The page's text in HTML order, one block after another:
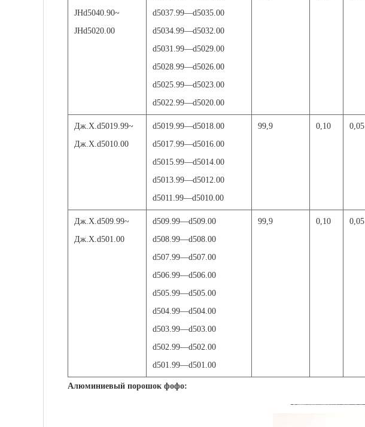
JHd5040.90~
JHd5020.00
d5037.99—d5035.00
d5034.99—d5032.00
d5031.99—d5029.00
d5028.99—d5026.00
d5025.99—d5023.00
d5022.99—d5020.00
Дж.Х. d5019.99~
Дж.Х. d5010.00
d5019.99—d5018.00
d5017.99—d5016.00
d5015.99—d5014.00
d5013.99—d5012.00
d5011.99—d5010.00
99,9 0,10 0,05
Дж.Х. d509.99~
Дж.Х. d501.00
d509.99—d509.00
d508.99—d508.00
d507.99—d507.00
d506.99—d506.00
d505.99—d505.00
d504.99—d504.00
d503.99—d503.00
d502.99—d502.00
d501.99—d501.00
99,9 0,10 0,05
Алюминиевый порошок фофо: